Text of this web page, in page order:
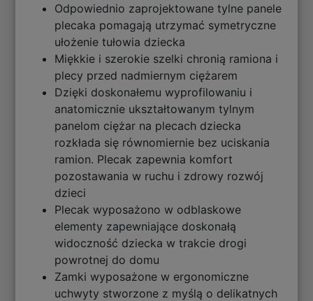
Odpowiednio zaprojektowane tylne panele
plecaka pomagają utrzymać symetryczne
ułożenie tułowia dziecka
Miękkie i szerokie szelki chronią ramiona i
plecy przed nadmiernym ciężarem
Dzięki doskonałemu wyprofilowaniu i
anatomicznie ukształtowanym tylnym
panelom ciężar na plecach dziecka
rozkłada się równomiernie bez uciskania
ramion. Plecak zapewnia komfort
pozostawania w ruchu i zdrowy rozwój
dzieci
Plecak wyposażono w odblaskowe
elementy zapewniające doskonałą
widoczność dziecka w trakcie drogi
powrotnej do domu
Zamki wyposażone w ergonomiczne
uchwyty stworzone z myślą o delikatnych